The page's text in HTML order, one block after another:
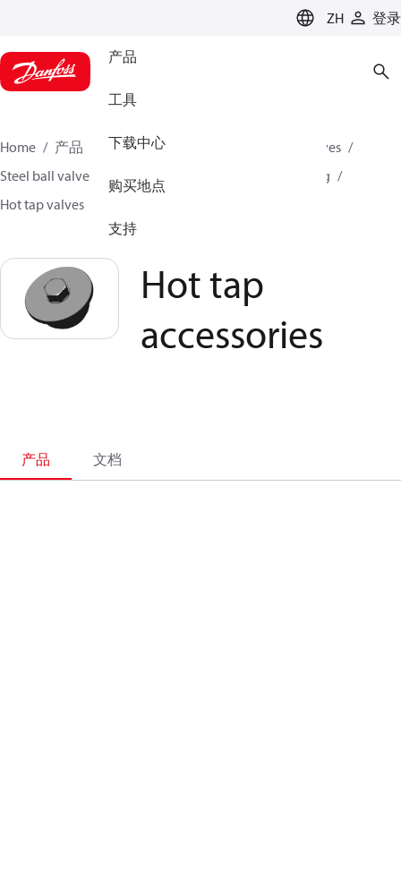
ZH 登录
产品
工具
下载中心
购买地点
支持
Home 产品 氣候方案事業部供熱業務
Ball valves
Steel ball valves for District Heating and District Cooling
Hot tap valves
Hot tap
accessories
产品 文档